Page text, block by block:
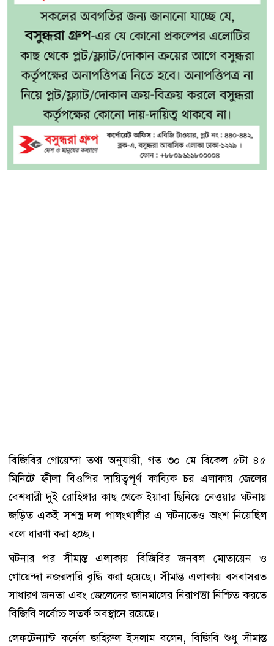
বিজিবির গোয়েন্দা তথ্য অনুযায়ী, গত ৩০ মে বিকেল ৫টা ৪৫
মিনিটে হ্নীলা বিওপির দায়িত্বপূর্ণ কাব্যিক চর এলাকায় জেলের
বেশধারী দুই রোহিঙ্গার কাছ থেকে ইয়াবা ছিনিয়ে নেওয়ার ঘটনায়
জড়িত একই সশস্ত্র দল পালংখালীর এ ঘটনাতেও অংশ নিয়েছিল
বলে ধারণা করা হচ্ছে।
ঘটনার পর সীমান্ত এলাকায় বিজিবির জনবল মোতায়েন ও
গোয়েন্দা নজরদারি বৃদ্ধি করা হয়েছে। সীমান্ত এলাকায় বসবাসরত
সাধারণ জনতা এবং জেলেদের জানমালের নিরাপত্তা নিশ্চিত করতে
বিজিবি সর্বোচ্চ সতর্ক অবস্থানে রয়েছে।
লেফটেন্যান্ট কর্নেল জহিরুল ইসলাম বলেন, বিজিবি শুধু সীমান্ত